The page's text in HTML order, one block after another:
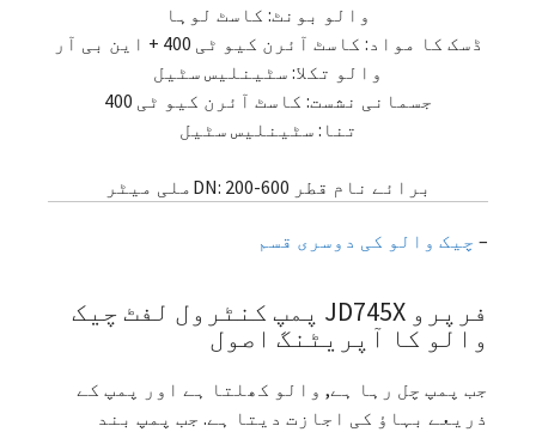
والو بونٹ: کاسٹ لوہا
ڈسک کا مواد: کاسٹ آئرن کیو ٹی 400 + این بی آر
والو تکلا: سٹینلیس سٹیل
جسمانی نشست: کاسٹ آئرن کیو ٹی 400
تنا: سٹینلیس سٹیل
برائے نام قطر DN: 200-600ملی میٹر
– چیک والو کی دوسری قسم
فرپرو JD745X پمپ کنٹرول لفٹ چیک
والو کا آپریٹنگ اصول
جب پمپ چل رہا ہے, والو کھلتا ہے اور پمپ کے
ذریعے بہاؤ کی اجازت دیتا ہے. جب پمپ بند